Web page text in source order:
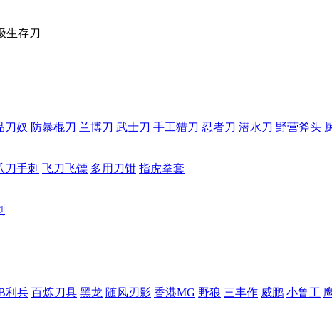
生存刀
刀奴 防暴棍刀 兰博刀 武士刀 手工猎刀 忍者刀 潜水刀 野营斧头
刀手刺 飞刀飞镖 多用刀钳 指虎拳套
利兵 百炼刀具 黑龙 随风刃影 香港MG 野狼 三丰作 威鹏 小鲁工